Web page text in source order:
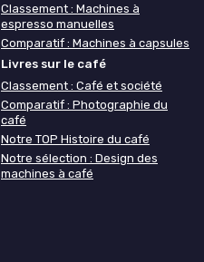
Classement : Machines à
espresso manuelles
Comparatif : Machines à capsules
Livres sur le café
Classement : Café et société
Comparatif : Photographie du
café
Notre TOP Histoire du café
Notre sélection : Design des
machines à café